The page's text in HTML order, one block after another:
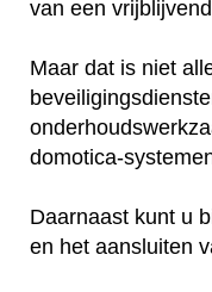
van een
Maar dat is niet
domotica-
Daarnaast kunt u
en het aansluiten